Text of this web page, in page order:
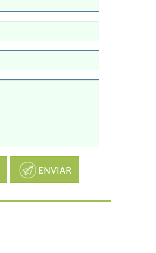
ENVIAR